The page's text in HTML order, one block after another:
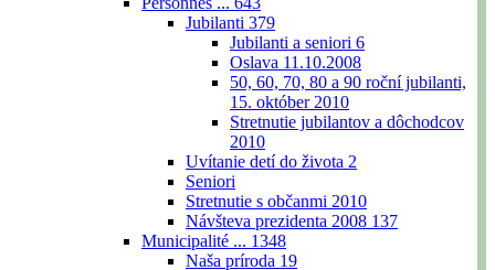
Jubilanti 379
Jubilanti a seniori 6
Oslava 11.10.2008
50, 60, 70, 80 a 90 roční jubilanti,
15. október 2010
Stretnutie jubilantov a dôchodcov
2010
Uvítanie detí do života 2
Seniori
Stretnutie s občanmi 2010
Návšteva prezidenta 2008 137
Municipalité ... 1348
Naša príroda 19